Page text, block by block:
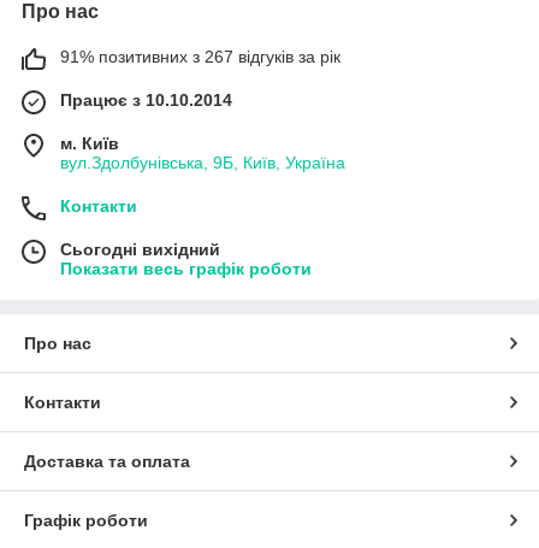
Про нас
91% позитивних з 267 відгуків за рік
Працює з 10.10.2014
м. Київ
вул.Здолбунівська, 9Б, Київ, Україна
Контакти
Сьогодні вихідний
Показати весь графік роботи
Про нас
Контакти
Доставка та оплата
Графік роботи